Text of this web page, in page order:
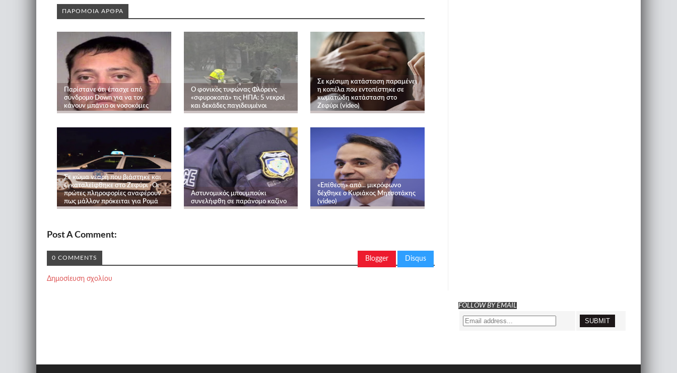
ΠΑΡΟΜΟΙΑ ΑΡΘΡΑ
Παρίστανε ότι έπασχε από
σύνδρομο Down για να τον
κάνουν μπάνιο οι νοσοκόμες
Ο φονικός τυφώνας Φλόρενς
«σφυροκοπά» τις ΗΠΑ: 5 νεκροί
και δεκάδες παγιδευμένοι
Σε κρίσιμη κατάσταση παραμένει
η κοπέλα που εντοπίστηκε σε
κωματώδη κατάσταση στο
Ζεφύρι (video)
Σε κώμα νεαρή που βιάστηκε και
εγκαταλείφθηκε στο Ζεφύρι -Οι
πρώτες πληροφορίες αναφέρουν
πως μάλλον πρόκειται για Ρομά
Αστυνομικός μπουμπούκι
συνελήφθη σε παράνομο καζίνο
«Επίθεση» από... μικρόφωνο
δέχθηκε ο Κυριάκος Μητσοτάκης
(video)
Post A Comment:
Blogger Disqus
0 COMMENTS
Δημοσίευση σχολίου
FOLLOW BY EMAIL